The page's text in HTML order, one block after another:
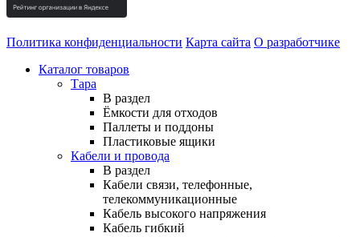
Политика конфиденциальности Карта сайта О разработчике
Каталог товаров
Тара
В раздел
Ёмкости для отходов
Паллеты и поддоны
Пластиковые ящики
Кабели и провода
В раздел
Кабели связи, телефонные,
телекоммуникационные
Кабель высокого напряжения
Кабель гибкий